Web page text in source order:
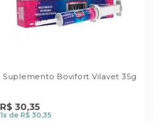
Suplemento Bovifort Vilavet 35g
R$ 30,35
1x de R$ 30,35